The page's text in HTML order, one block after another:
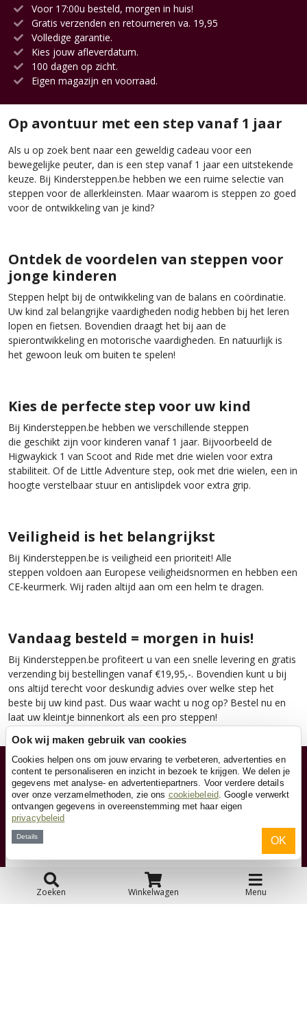
Zoeken Winkelwagen Menu
Voor 17:00u besteld, morgen in huis!
Gratis verzenden en retourneren va. 19,95
Volledige garantie.
Kies jouw afleverdatum.
100 dagen op zicht.
Eigen magazijn en voorraad.
Op avontuur met een step vanaf 1 jaar
Als u op zoek bent naar een geweldig cadeau voor een
bewegelijke peuter, dan is een step vanaf 1 jaar een uitstekende
keuze. Bij Kindersteppen.be hebben we een ruime selectie van
steppen voor de allerkleinsten. Maar waarom is steppen zo goed
voor de ontwikkeling van je kind?
Ontdek de voordelen van steppen voor
jonge kinderen
Steppen helpt bij de ontwikkeling van de balans en coördinatie.
Uw kind zal belangrijke vaardigheden nodig hebben bij het leren
lopen en fietsen. Bovendien draagt het bij aan de
spierontwikkeling en motorische vaardigheden. En natuurlijk is
het gewoon leuk om buiten te spelen!
Kies de perfecte step voor uw kind
Bij Kindersteppen.be hebben we verschillende steppen
die geschikt zijn voor kinderen vanaf 1 jaar. Bijvoorbeeld de
Higwaykick 1 van Scoot and Ride met drie wielen voor extra
stabiliteit. Of de Little Adventure step, ook met drie wielen, een in
hoogte verstelbaar stuur en antislipdek voor extra grip.
Veiligheid is het belangrijkst
Bij Kindersteppen.be is veiligheid een prioriteit! Alle
steppen voldoen aan Europese veiligheidsnormen en hebben een
CE-keurmerk. Wij raden altijd aan om een helm te dragen.
Vandaag besteld = morgen in huis!
Bij Kindersteppen.be profiteert u van een snelle levering en gratis
verzending bij bestellingen vanaf €19,95,-. Bovendien kunt u bij
ons altijd terecht voor deskundig advies over welke step het
beste bij uw kind past. Dus waar wacht u nog op? Bestel nu en
laat uw kleintje binnenkort als een pro steppen!
Klantenservice
Contact
Toyfan BV
Kindersteppen.be
Ook wij maken gebruik van cookies
Cookies helpen ons om jouw ervaring te verbeteren, advertenties en
content te personaliseren en inzicht in bezoek te krijgen. We delen je
gegevens met analyse- en advertentiepartners. Voor verdere details
over onze verzamelmethoden, zie ons cookiebeleid. Google verwerkt
ontvangen gegevens in overeenstemming met haar eigen
privacybeleid
Details OK